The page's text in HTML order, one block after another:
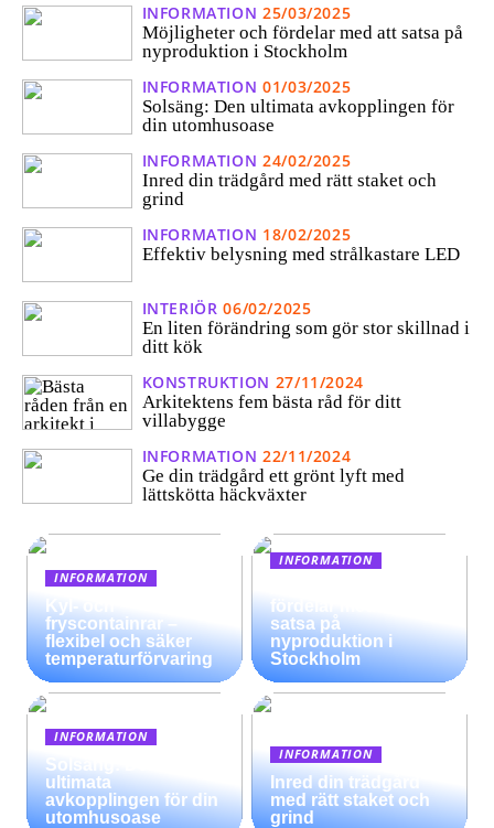
INFORMATION 25/03/2025
Möjligheter och fördelar med att satsa på
nyproduktion i Stockholm
INFORMATION 01/03/2025
Solsäng: Den ultimata avkopplingen för
din utomhusoase
INFORMATION 24/02/2025
Inred din trädgård med rätt staket och
grind
INFORMATION 18/02/2025
Effektiv belysning med strålkastare LED
INTERIÖR 06/02/2025
En liten förändring som gör stor skillnad i
ditt kök
KONSTRUKTION 27/11/2024
Arkitektens fem bästa råd för ditt
villabygge
INFORMATION 22/11/2024
Ge din trädgård ett grönt lyft med
lättskötta häckväxter
INFORMATION
Kyl- och
fryscontainrar –
flexibel och säker
temperaturförvaring
INFORMATION
fördelar med att
satsa på
nyproduktion i
Stockholm
INFORMATION
Solsäng: Den
ultimata
avkopplingen för din
utomhusoase
INFORMATION
Inred din trädgård
med rätt staket och
grind